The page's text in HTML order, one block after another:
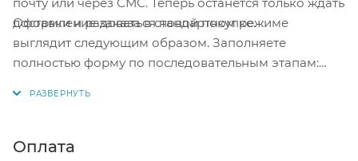
доставки и радоваться новой покупке.
Оформление заказа в стандартном режиме
выглядит следующим образом. Заполняете
полностью форму по последовательным этапам:
Нажмите кнопку «Оформить заказ».
Оплата